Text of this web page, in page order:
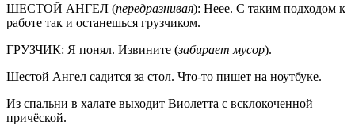
ШЕСТОЙ АНГЕЛ (передразнивая): Неее. С таким подходом к
работе так и останешься грузчиком.
ГРУЗЧИК: Я понял. Извините (забирает мусор).
Шестой Ангел садится за стол. Что-то пишет на ноутбуке.
Из спальни в халате выходит Виолетта с всклокоченной
причёской.